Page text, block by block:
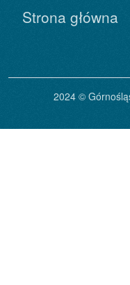
Strona główna
2024 ©